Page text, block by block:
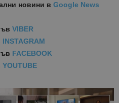
новини в Google News
VIBER
INSTAGRAM
FACEBOOK
YOUTUBE